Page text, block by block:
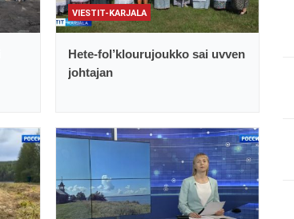
VIESTIT-KARJALA
Hete-fol’klourujoukko sai uvven
johtajan